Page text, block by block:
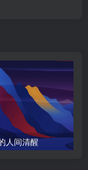
人间清醒